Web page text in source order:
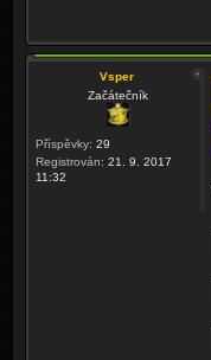
Vsper
Začátečník
Příspěvky: 29
Registrován: 21. 9. 2017
11:32